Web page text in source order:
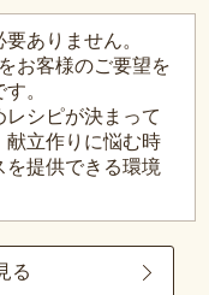
ありません。
お客様のご要望を
。
シピが決まって
献立作りに悩む時
を提供できる環境
る